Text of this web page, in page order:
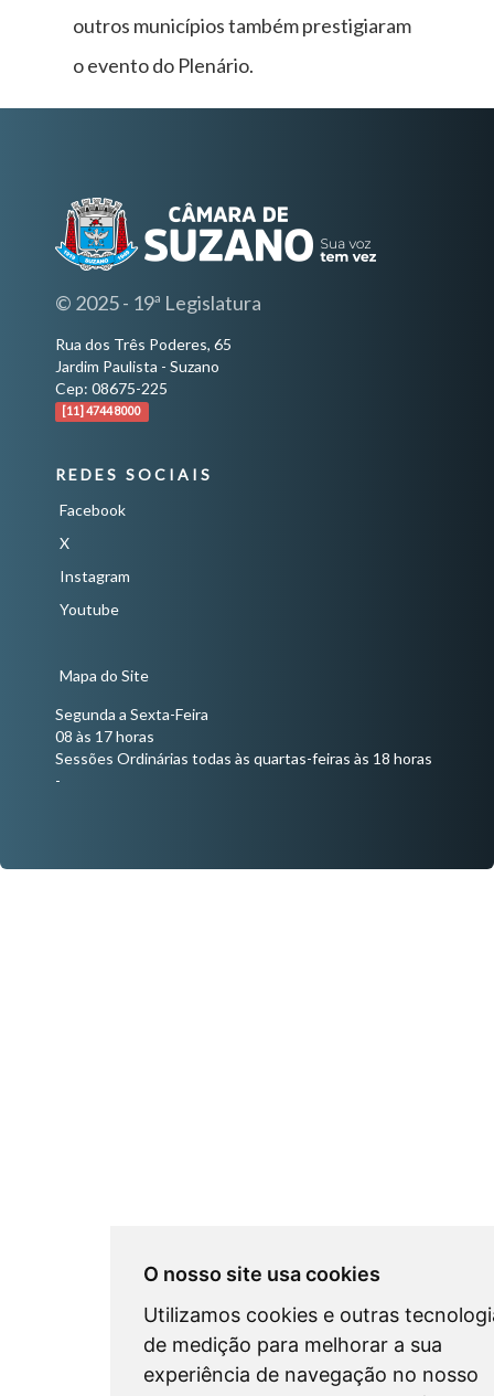
O nosso site usa cookies
Utilizamos cookies e outras
de medição para melhorar a sua
experiência de navegação no nosso
outros municípios também prestigiaram
o evento do Plenário.
© 2025 - 19ª Legislatura
Rua dos Três Poderes, 65
Jardim Paulista - Suzano
Cep: 08675-225
[11] 4744 8000
REDES SOCIAIS
Facebook
X
Instagram
Youtube
Mapa do Site
Segunda a Sexta-Feira
08 às 17 horas
Sessões Ordinárias todas às quartas-feiras às 18 horas
-